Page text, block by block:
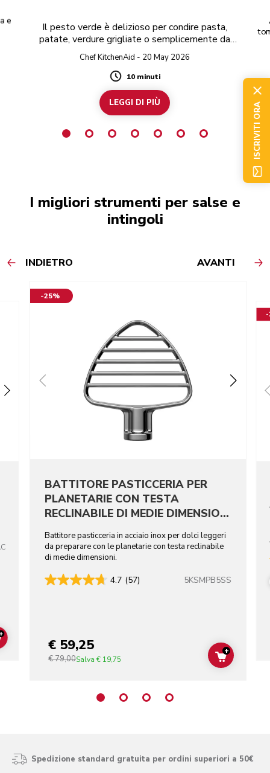
e
Il pesto verde è delizioso per condire pasta,
patate, verdure grigliate o semplicemente da
spalmare sul pane tostato.
Chef KitchenAid - 20 May 2026
Duration
10 minuti
LEGGI DI PIÙ
I migliori strumenti per salse e
intingoli
INDIETRO AVANTI
ADD TO CART
-25%
BATTITORE PASTICCERIA PER
PLANETARIE CON TESTA
RECLINABILE DI MEDIE DIMENSIONI
Battitore pasticceria in acciaio inox per dolci leggeri
da preparare con le planetarie con testa reclinabile
di medie dimensioni.
4.7 (57) 5KSMPB5SS
€ 59,25
€ 79,00Salva € 19,75 ADD TO
+
-
Spedizione standard gratuita per ordini superiori a 50€
ISCRIVITI ORA